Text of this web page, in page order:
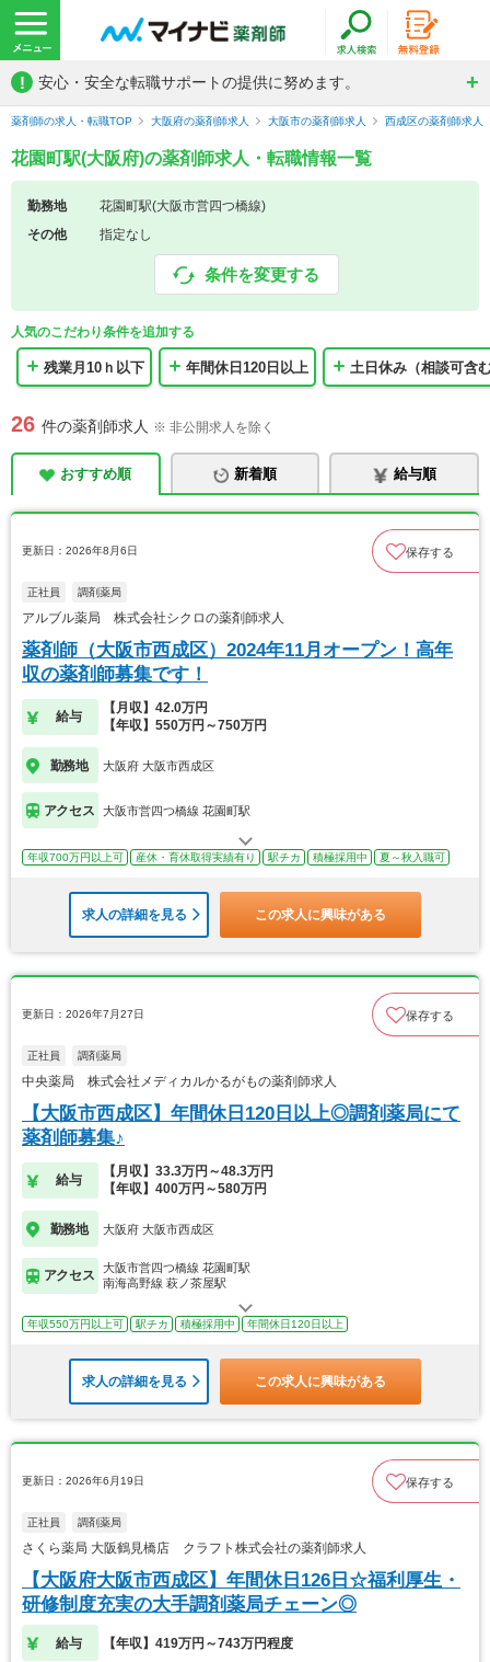
! 安心・安全な転職サポートの提供に努めます。
薬剤師の求人・転職TOP 大阪府の薬剤師求人 大阪市の薬剤師求人 西成区の薬剤師求人
花園町駅(大阪府)の薬剤師求人・転職情報一覧
勤務地
花園町駅(大阪市営四つ橋線)
その他
指定なし
条件を変更する
人気のこだわり条件を追加する
残業月10ｈ以下 年間休日120日以上 土日休み（相談可含
26 件の薬剤師求人 ※ 非公開求人を除く
おすすめ順 新着順 給与順
更新日：2026年8月6日 保存する
正社員 調剤薬局
アルブル薬局 株式会社シクロの薬剤師求人
薬剤師（大阪市西成区）2024年11月オープン！高年
収の薬剤師募集です！
給与
【月収】42.0万円
【年収】550万円～750万円
勤務地 大阪府 大阪市西成区
アクセス 大阪市営四つ橋線 花園町駅
年収700万円以上可 産休・育休取得実績有り 駅チカ 積極採用中 夏～秋入職可
求人の詳細を見る この求人に興味がある
更新日：2026年7月27日 保存する
正社員 調剤薬局
中央薬局 株式会社メディカルかるがもの薬剤師求人
【大阪市西成区】年間休日120日以上◎調剤薬局にて
薬剤師募集♪
給与
【月収】33.3万円～48.3万円
【年収】400万円～580万円
勤務地 大阪府 大阪市西成区
アクセス
大阪市営四つ橋線 花園町駅
南海高野線 萩ノ茶屋駅
年収550万円以上可 駅チカ 積極採用中 年間休日120日以上
求人の詳細を見る この求人に興味がある
更新日：2026年6月19日 保存する
正社員 調剤薬局
さくら薬局 大阪鶴見橋店 クラフト株式会社の薬剤師求人
【大阪府大阪市西成区】年間休日126日☆福利厚生・
研修制度充実の大手調剤薬局チェーン◎
給与 【年収】419万円～743万円程度